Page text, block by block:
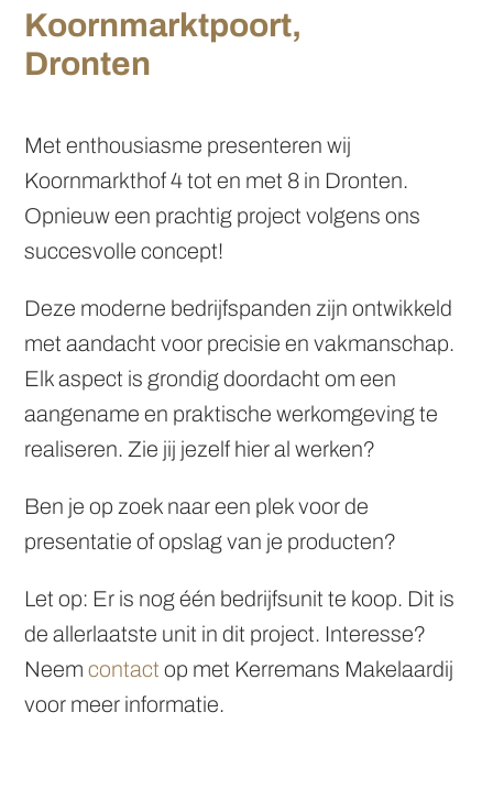
Met enthousiasme presenteren wij
Koornmarkthof 4 tot en met 8 in Dronten.
Opnieuw een prachtig project volgens ons
succesvolle concept!
Deze moderne bedrijfspanden zijn ontwikkeld
met aandacht voor precisie en vakmanschap.
Elk aspect is grondig doordacht om een
aangename en praktische werkomgeving te
realiseren. Zie jij jezelf hier al werken?
Ben je op zoek naar een plek voor de
presentatie of opslag van je producten?
Let op: Er is nog één bedrijfsunit te koop. Dit is
de allerlaatste unit in dit project. Interesse?
Neemcontactop met Kerremans Makelaardij
Locatie
Koornmarktpoort,